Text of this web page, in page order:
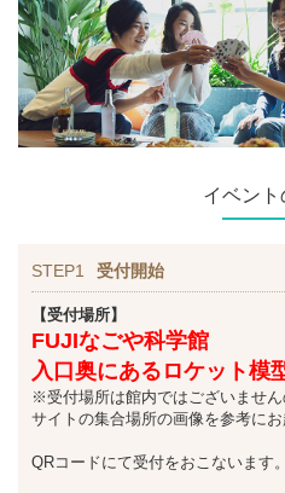
イベン
STEP1 受付開始
【受付場所】
FUJIなごや科学館
入口奥にあるロケット模
※受付場所は館内ではございません
サイトの集合場所の画像を参考にお
QRコードにて受付をおこないます。